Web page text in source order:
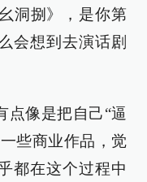
洞捌》，是你第
会想到去演话剧
点像是把自己“逼
些商业作品，觉
都在这个过程中